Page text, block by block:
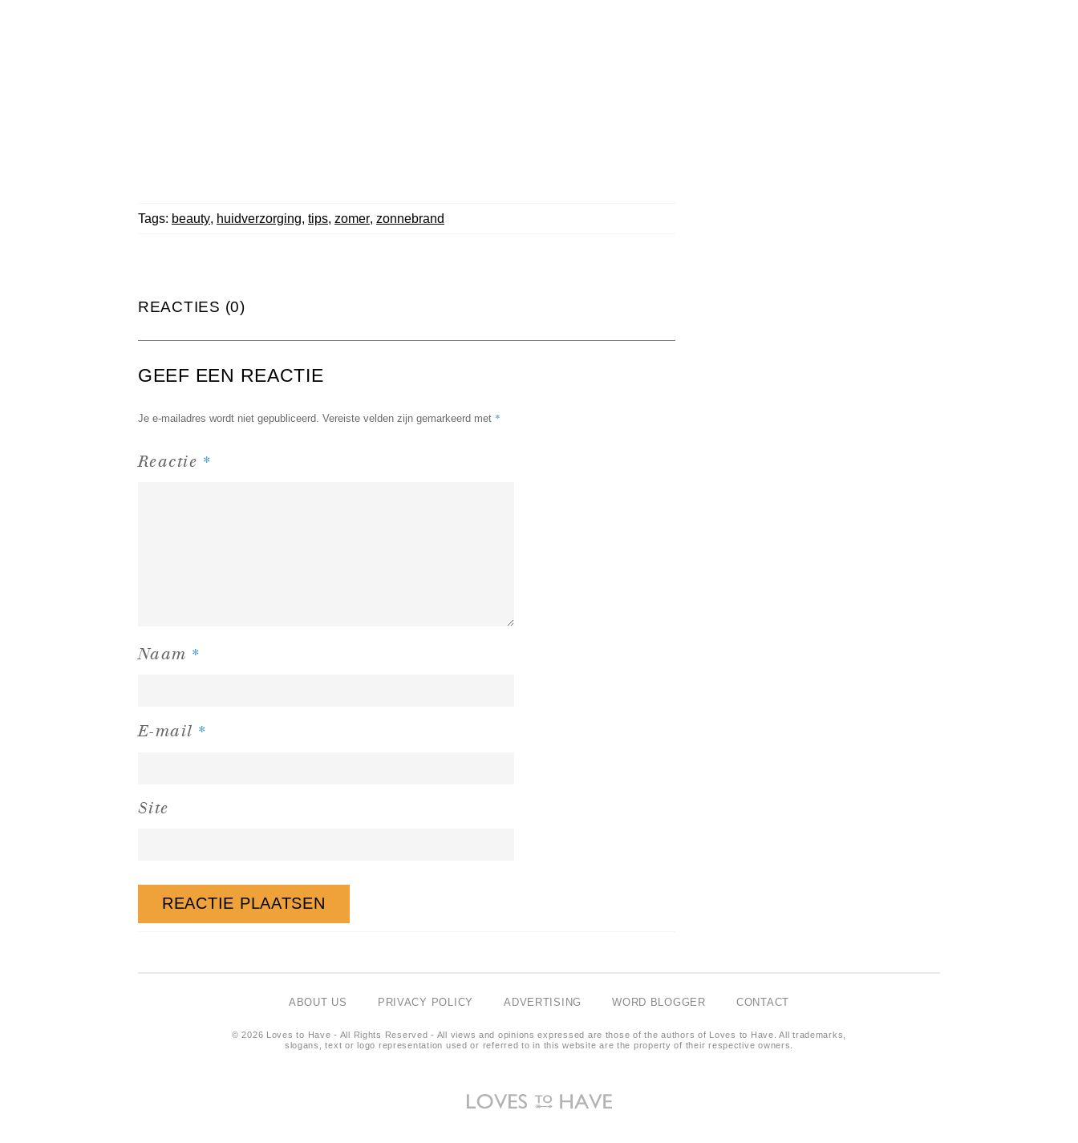
Tags: beauty, huidverzorging, tips, zomer, zonnebrand
REACTIES (0)
GEEF EEN REACTIE
Je e-mailadres wordt niet gepubliceerd. Vereiste velden zijn gemarkeerd met *
Reactie *
Naam *
E-mail *
Site
ABOUT US PRIVACY POLICY ADVERTISING WORD BLOGGER CONTACT
© 2026 Loves to Have - All Rights Reserved - All views and opinions expressed are those of the authors of Loves to Have. All trademarks,
slogans, text or logo representation used or referred to in this website are the property of their respective owners.